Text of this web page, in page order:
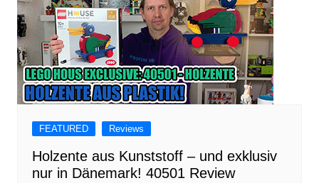
FEATURED Reviews
Holzente aus Kunststoff – und exklusiv
nur in Dänemark! 40501 Review